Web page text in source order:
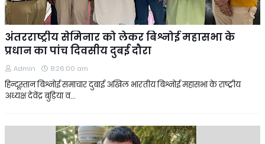
अंतरराष्ट्रीय सेमिनार को लेकर बिश्नोई महासभा के
प्रधान का पांच दिवसीय दुबई दौरा
Admin 8:26:00 am
हिन्दूस्तान बिश्नोई समाचार दुबाई अखिल भारतीय बिश्नोई महासभा के राष्ट्रीय
अध्यक्ष देवेंद्र बुड़िया व…